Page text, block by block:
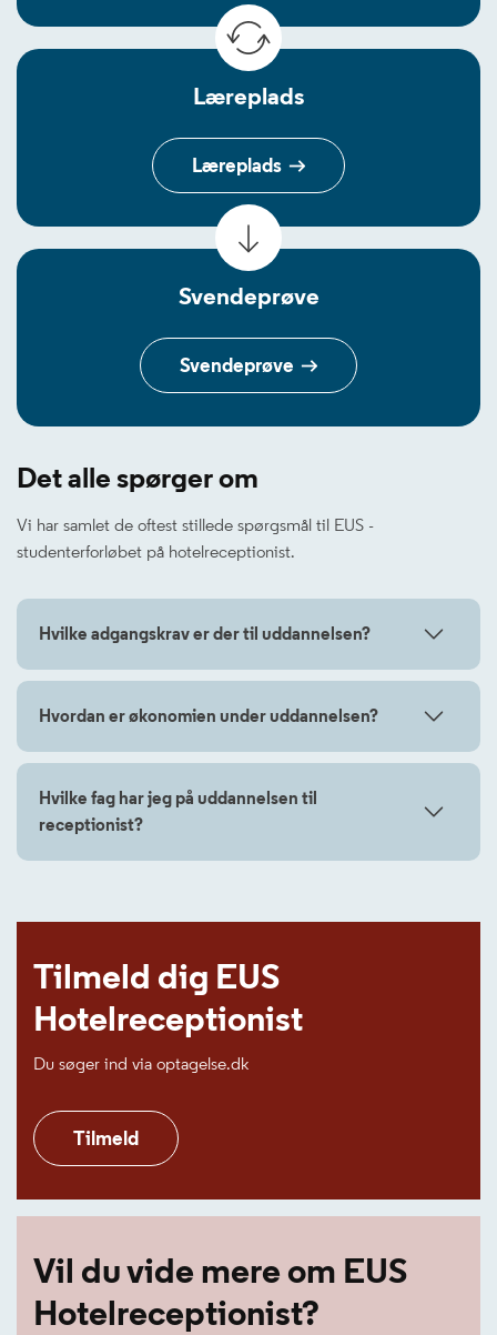
Læreplads
Læreplads
Svendeprøve
Svendeprøve
Det alle spørger om
Vi har samlet de oftest stillede spørgsmål til EUS -
studenterforløbet på hotelreceptionist.
Hvilke adgangskrav er der til uddannelsen?
Hvordan er økonomien under uddannelsen?
Hvilke fag har jeg på uddannelsen til
receptionist?
Tilmeld dig EUS
Hotelreceptionist
Du søger ind via optagelse.dk
Tilmeld
Vil du vide mere om EUS
Hotelreceptionist?